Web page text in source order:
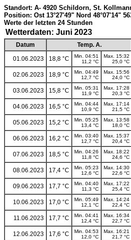
Standort: A- 4920 Schildorn, St.
Position: Ost 13°27'49" Nord 48°07'14"
Werte der letzten 24 Stunden
Wetterdaten: Juni 2023
Datum Temp. A.
01.06.2023
18,8 °C
Min. 04:51
11,2 °C
Max. 15:32
25,0 °C
02.06.2023 18,9 °C
Min. 04:49
12,7 °C
Max. 15:56
24,0 °C
03.06.2023 15,8 °C
Min. 05:31
11,9 °C
Max. 17:28
20,3 °C
04.06.2023 16,5 °C
Min. 04:44
10,9 °C
Max. 17:14
21,5 °C
05.06.2023 15,2 °C
Min. 05:25
13,4 °C
Max. 13:58
18,0 °C
06.06.2023 16,2 °C
Min. 03:40
12,7 °C
Max. 15:37
20,4 °C
07.06.2023 18,5 °C
Min. 04:26
11,8 °C
Max. 18:22
24,6 °C
08.06.2023 17,4 °C
Min. 05:23
12,6 °C
Max. 14:30
22,6 °C
09.06.2023 17,7 °C
Min. 04:40
11,3 °C
Max. 17:22
25,4 °C
10.06.2023 17,0 °C
Min. 05:49
12,1 °C
Max. 14:24
22,4 °C
11.06.2023 17,7 °C
Min. 04:41
12,4 °C
Max. 16:34
22,7 °C
12.06.2023 17,6 °C
Min. 04:53
12,0 °C
Max. 16:21
21,7 °C